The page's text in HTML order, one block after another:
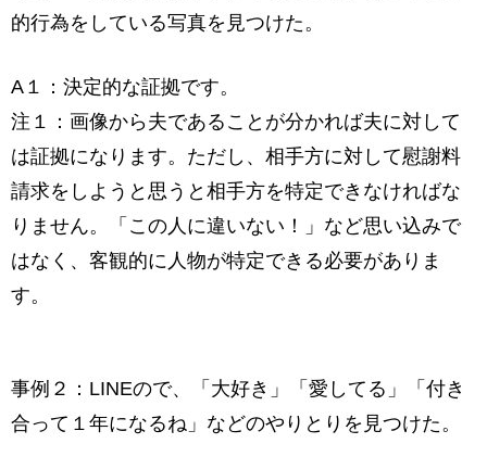
的行為をしている写真を見つけた。
A１：決定的な証拠です。
注１：画像から夫であることが分かれば夫に対して
は証拠になります。ただし、相手方に対して慰謝料
請求をしようと思うと相手方を特定できなければな
りません。「この人に違いない！」など思い込みで
はなく、客観的に人物が特定できる必要がありま
す。
事例２：LINEので、「大好き」「愛してる」「付き
合って１年になるね」などのやりとりを見つけた。